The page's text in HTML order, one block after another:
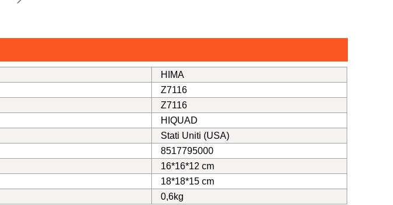
HIMA
Z7116
Z7116
HIQUAD
Stati Uniti (USA)
8517795000
16*16*12 cm
18*18*15 cm
0,6kg